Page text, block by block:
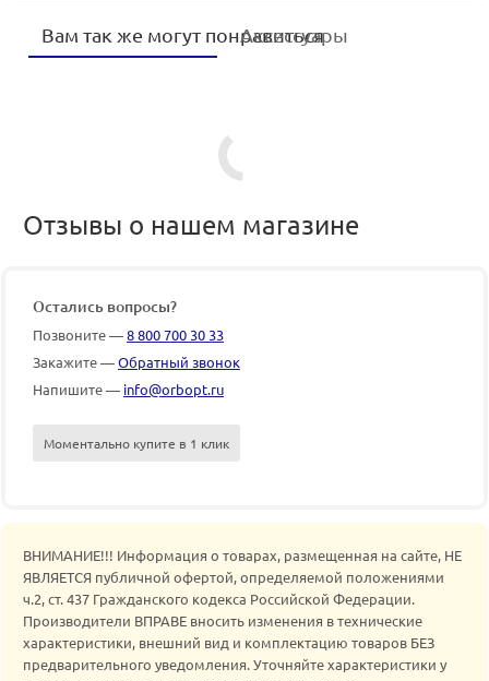
Вам так же могут понравиться
Аксессуары
Отзывы о нашем магазине
Остались вопросы?
Позвоните —8 800 700 30 33
Закажите —Обратный звонок
Напишите — info@orbopt.ru
Моментально купите в 1 клик
ВНИМАНИЕ!!! Информация о товарах, размещенная на сайте, НЕ
ЯВЛЯЕТСЯ публичной офертой, определяемой положениями
ч.2, ст. 437 Гражданского кодекса Российской Федерации.
Производители ВПРАВЕ вносить изменения в технические
характеристики, внешний вид и комплектацию товаров БЕЗ
предварительного уведомления. Уточняйте характеристики у